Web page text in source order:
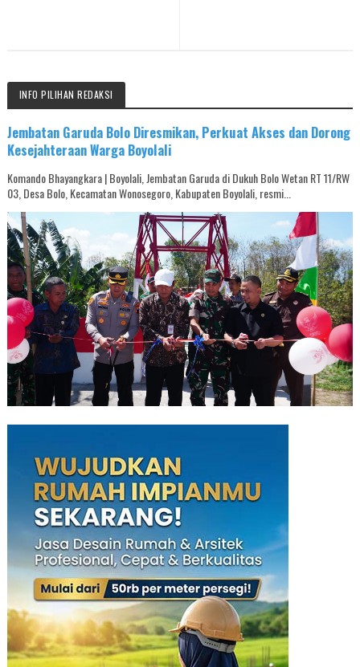
INFO PILIHAN REDAKSI
Jembatan Garuda Bolo Diresmikan, Perkuat Akses dan Dorong
Kesejahteraan Warga Boyolali
Komando Bhayangkara | Boyolali, Jembatan Garuda di Dukuh Bolo Wetan RT 11/RW
03, Desa Bolo, Kecamatan Wonosegoro, Kabupaten Boyolali, resmi...